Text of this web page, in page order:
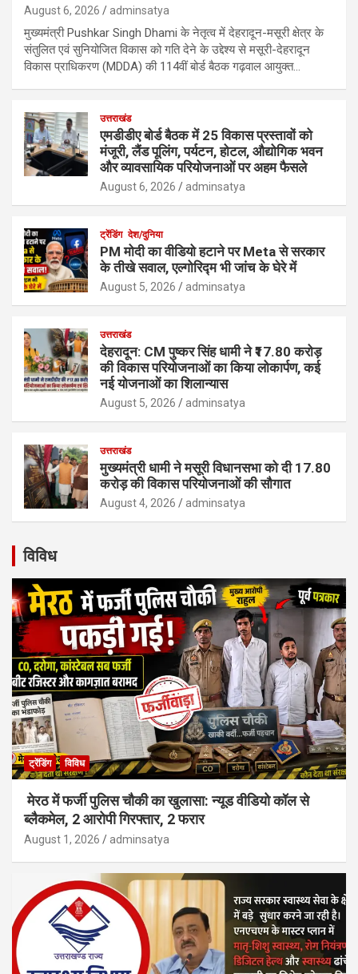
August 6, 2026 adminsatya
मुख्यमंत्री Pushkar Singh Dhami के नेतृत्व में देहरादून-मसूरी क्षेत्र के
संतुलित एवं सुनियोजित विकास को गति देने के उद्देश्य से मसूरी-देहरादून
विकास प्राधिकरण (MDDA) की 114वीं बोर्ड बैठक गढ़वाल आयुक्त…
उत्तराखंड
एमडीडीए बोर्ड बैठक में 25 विकास प्रस्तावों को
मंजूरी, लैंड पूलिंग, पर्यटन, होटल, औद्योगिक भवन
और व्यावसायिक परियोजनाओं पर अहम फैसले
August 6, 2026 adminsatya
ट्रेंडिंग देश/दुनिया
PM मोदी का वीडियो हटाने पर Meta से सरकार
के तीखे सवाल, एल्गोरिद्म भी जांच के घेरे में
August 5, 2026 adminsatya
उत्तराखंड
देहरादून: CM पुष्कर सिंह धामी ने ₹17.80 करोड़
की विकास परियोजनाओं का किया लोकार्पण, कई
नई योजनाओं का शिलान्यास
August 5, 2026 adminsatya
उत्तराखंड
मुख्यमंत्री धामी ने मसूरी विधानसभा को दी 17.80
करोड़ की विकास परियोजनाओं की सौगात
August 4, 2026 adminsatya
विविध
ट्रेंडिंग विविध
मेरठ में फर्जी पुलिस चौकी का खुलासा: न्यूड वीडियो कॉल से
ब्लैकमेल, 2 आरोपी गिरफ्तार, 2 फरार
August 1, 2026 adminsatya